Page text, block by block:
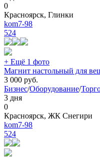
0
Красноярск, Глинки
kom7-98
524
+ Ещё 1 фото
Магнит настольный для
3 000 руб.
Бизнес/Оборудование/
3 дня
0
Красноярск, ЖК Снегири
kom7-98
524